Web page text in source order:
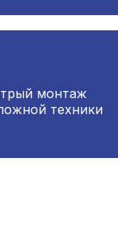
монтаж
техники